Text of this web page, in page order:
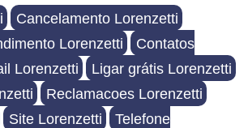
Cancelamento Lorenzetti
Lorenzetti
Contatos
Lorenzetti
Ligar grátis Lorenzetti
Reclamacoes Lorenzetti
Site Lorenzetti
Telefone